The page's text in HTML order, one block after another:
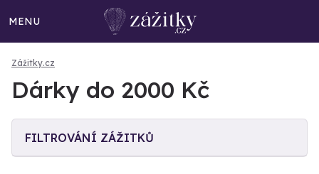
MENU
Zážitky.cz
Dárky do 2000 Kč
FILTROVÁNÍ ZÁŽITKŮ